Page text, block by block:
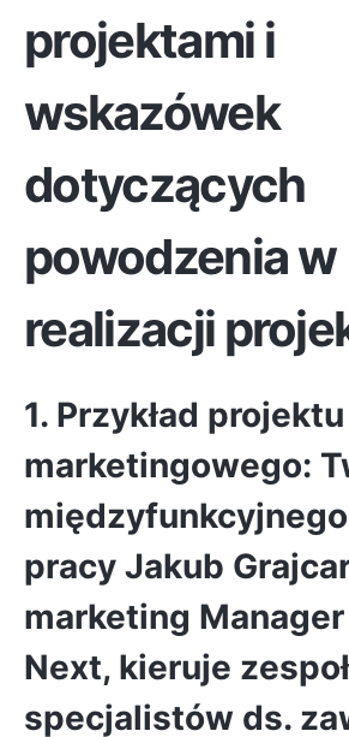
projektami i
wskazówek
dotyczących
powodzenia w
realizacji
1. Przykład projektu
marketingowego:
pracy Jakub
marketing
Next, kieruje
specjalistów ds.